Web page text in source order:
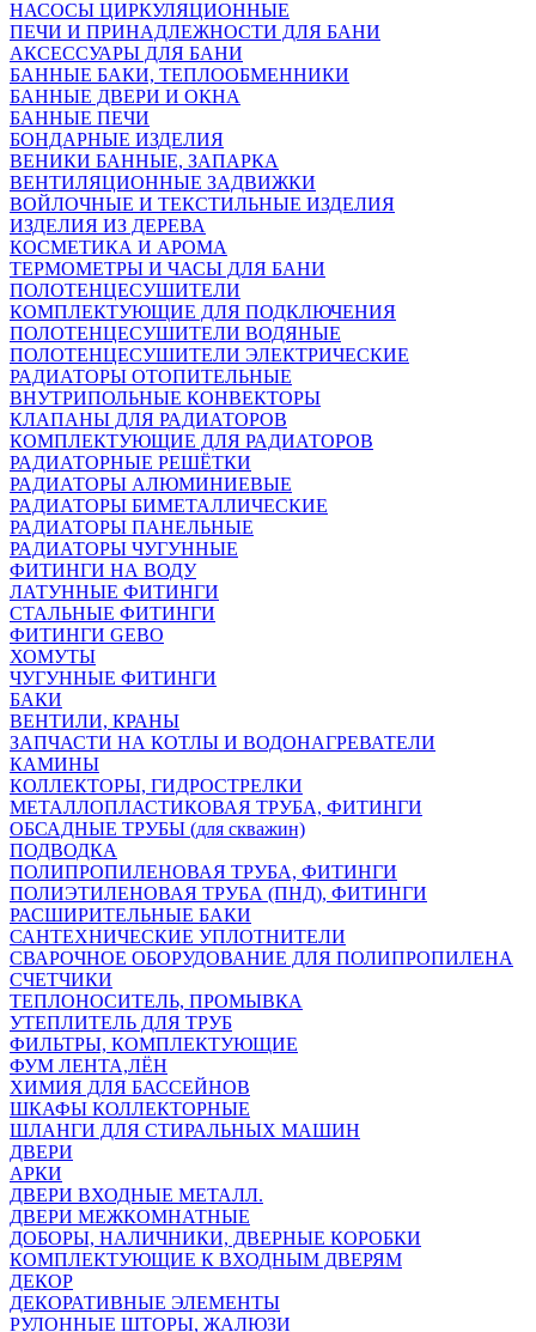
НАСОСЫ ЦИРКУЛЯЦИОННЫЕ
ПЕЧИ И ПРИНАДЛЕЖНОСТИ ДЛЯ БАНИ
АКСЕССУАРЫ ДЛЯ БАНИ
БАННЫЕ БАКИ, ТЕПЛООБМЕННИКИ
БАННЫЕ ДВЕРИ И ОКНА
БАННЫЕ ПЕЧИ
БОНДАРНЫЕ ИЗДЕЛИЯ
ВЕНИКИ БАННЫЕ, ЗАПАРКА
ВЕНТИЛЯЦИОННЫЕ ЗАДВИЖКИ
ВОЙЛОЧНЫЕ И ТЕКСТИЛЬНЫЕ ИЗДЕЛИЯ
ИЗДЕЛИЯ ИЗ ДЕРЕВА
КОСМЕТИКА И АРОМА
ТЕРМОМЕТРЫ И ЧАСЫ ДЛЯ БАНИ
ПОЛОТЕНЦЕСУШИТЕЛИ
КОМПЛЕКТУЮЩИЕ ДЛЯ ПОДКЛЮЧЕНИЯ
ПОЛОТЕНЦЕСУШИТЕЛИ ВОДЯНЫЕ
ПОЛОТЕНЦЕСУШИТЕЛИ ЭЛЕКТРИЧЕСКИЕ
РАДИАТОРЫ ОТОПИТЕЛЬНЫЕ
ВНУТРИПОЛЬНЫЕ КОНВЕКТОРЫ
КЛАПАНЫ ДЛЯ РАДИАТОРОВ
КОМПЛЕКТУЮЩИЕ ДЛЯ РАДИАТОРОВ
РАДИАТОРНЫЕ РЕШЁТКИ
РАДИАТОРЫ АЛЮМИНИЕВЫЕ
РАДИАТОРЫ БИМЕТАЛЛИЧЕСКИЕ
РАДИАТОРЫ ПАНЕЛЬНЫЕ
РАДИАТОРЫ ЧУГУННЫЕ
ФИТИНГИ НА ВОДУ
ЛАТУННЫЕ ФИТИНГИ
СТАЛЬНЫЕ ФИТИНГИ
ФИТИНГИ GEBO
ХОМУТЫ
ЧУГУННЫЕ ФИТИНГИ
БАКИ
ВЕНТИЛИ, КРАНЫ
ЗАПЧАСТИ НА КОТЛЫ И ВОДОНАГРЕВАТЕЛИ
КАМИНЫ
КОЛЛЕКТОРЫ, ГИДРОСТРЕЛКИ
МЕТАЛЛОПЛАСТИКОВАЯ ТРУБА, ФИТИНГИ
ОБСАДНЫЕ ТРУБЫ (для скважин)
ПОДВОДКА
ПОЛИПРОПИЛЕНОВАЯ ТРУБА, ФИТИНГИ
ПОЛИЭТИЛЕНОВАЯ ТРУБА (ПНД), ФИТИНГИ
РАСШИРИТЕЛЬНЫЕ БАКИ
САНТЕХНИЧЕСКИЕ УПЛОТНИТЕЛИ
СВАРОЧНОЕ ОБОРУДОВАНИЕ ДЛЯ ПОЛИПРОПИЛЕНА
СЧЕТЧИКИ
ТЕПЛОНОСИТЕЛЬ, ПРОМЫВКА
УТЕПЛИТЕЛЬ ДЛЯ ТРУБ
ФИЛЬТРЫ, КОМПЛЕКТУЮЩИЕ
ФУМ ЛЕНТА,ЛЁН
ХИМИЯ ДЛЯ БАССЕЙНОВ
ШКАФЫ КОЛЛЕКТОРНЫЕ
ШЛАНГИ ДЛЯ СТИРАЛЬНЫХ МАШИН
ДВЕРИ
АРКИ
ДВЕРИ ВХОДНЫЕ МЕТАЛЛ.
ДВЕРИ МЕЖКОМНАТНЫЕ
ДОБОРЫ, НАЛИЧНИКИ, ДВЕРНЫЕ КОРОБКИ
КОМПЛЕКТУЮЩИЕ К ВХОДНЫМ ДВЕРЯМ
ДЕКОР
ДЕКОРАТИВНЫЕ ЭЛЕМЕНТЫ
РУЛОННЫЕ ШТОРЫ, ЖАЛЮЗИ